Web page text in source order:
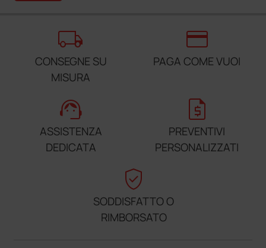
local_shipping
CONSEGNE SU
MISURA
credit_card
PAGA COME VUOI
support_agent
ASSISTENZA
DEDICATA
request_quote
PREVENTIVI
PERSONALIZZATI
verified_user
SODDISFATTO O
RIMBORSATO